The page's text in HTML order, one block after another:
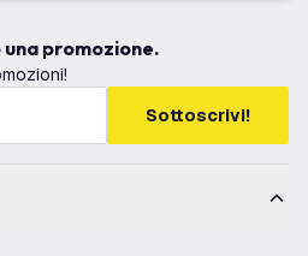
una promozione.
Sottoscrivi!